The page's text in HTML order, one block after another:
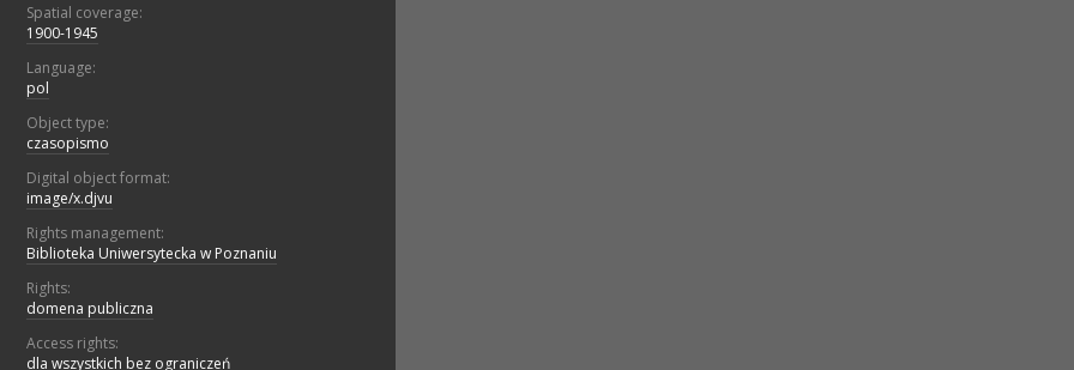
Spatial coverage:
1900-1945
Language:
pol
Object type:
czasopismo
Digital object format:
image/x.djvu
Rights management:
Biblioteka Uniwersytecka w Poznaniu
Rights:
domena publiczna
Access rights:
dla wszystkich bez ograniczeń